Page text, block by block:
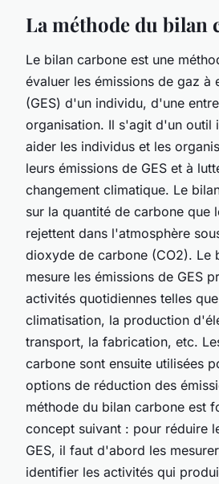
La méthode du bilan
Le bilan carbone est une
évaluer les émissions de gaz à
(GES) d'un individu, d'une
organisation. Il s'agit d'un outil
aider les individus et les
leurs émissions de GES et à
changement climatique. Le
sur la quantité de carbone que
rejettent dans l'atmosphère
dioxyde de carbone (CO2). Le
mesure les émissions de GES
activités quotidiennes telles
climatisation, la production
transport, la fabrication, etc.
carbone sont ensuite utilisées
options de réduction des
méthode du bilan carbone est
concept suivant : pour réduire
GES, il faut d'abord les
identifier les activités qui